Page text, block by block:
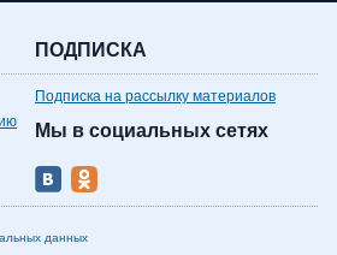
ПОДПИСКА
Подписка на рассылку материалов
Мы в социальных сетях
данных